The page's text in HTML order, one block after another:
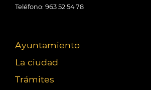
Teléfono: 963 52 54 78
Ayuntamiento
La ciudad
Trámites